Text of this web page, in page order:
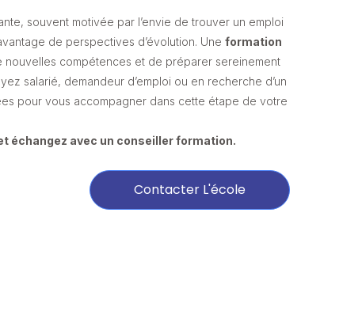
souvent motivée par l’envie de trouver un emploi
de perspectives d’évolution. Une formation
nouvelles compétences et de préparer sereinement
salarié, demandeur d’emploi ou en recherche d’un
pour vous accompagner dans cette étape de votre
échangez avec un conseiller formation.
Contacter L'école